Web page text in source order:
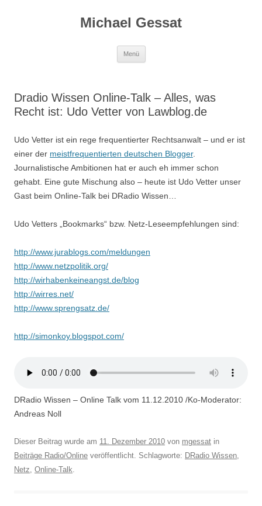
Michael Gessat
Menü
Dradio Wissen Online-Talk – Alles, was
Recht ist: Udo Vetter von Lawblog.de
Udo Vetter ist ein rege frequentierter Rechtsanwalt – und er ist
einer der meistfrequentierten deutschen Blogger.
Journalistische Ambitionen hat er auch eh immer schon
gehabt. Eine gute Mischung also – heute ist Udo Vetter unser
Gast beim Online-Talk bei DRadio Wissen…
Udo Vetters „Bookmarks“ bzw. Netz-Leseempfehlungen sind:
http://www.jurablogs.com/meldungen
http://www.netzpolitik.org/
http://wirhabenkeineangst.de/blog
http://wirres.net/
http://www.sprengsatz.de/
http://simonkoy.blogspot.com/
DRadio Wissen – Online Talk vom 11.12.2010 /Ko-Moderator:
Andreas Noll
Dieser Beitrag wurde am 11. Dezember 2010 von mgessat in
Beiträge Radio/Online veröffentlicht. Schlagworte: DRadio Wissen,
Netz, Online-Talk.